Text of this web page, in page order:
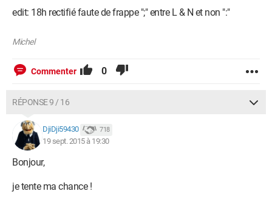
edit: 18h rectifié faute de frappe ";" entre L & N et non ":"
Michel
Commenter 0
RÉPONSE 9 / 16
DjiDji59430 718
19 sept. 2015 à 19:30
Bonjour,
je tente ma chance !